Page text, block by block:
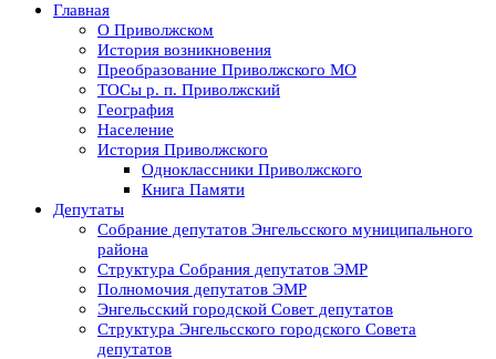
Главная
О Приволжском
История возникновения
Преобразование Приволжского МО
ТОСы р. п. Приволжский
География
Население
История Приволжского
Одноклассники Приволжского
Книга Памяти
Депутаты
Собрание депутатов Энгельсского муниципального
района
Структура Собрания депутатов ЭМР
Полномочия депутатов ЭМР
Энгельсский городской Совет депутатов
Структура Энгельсского городского Совета
депутатов